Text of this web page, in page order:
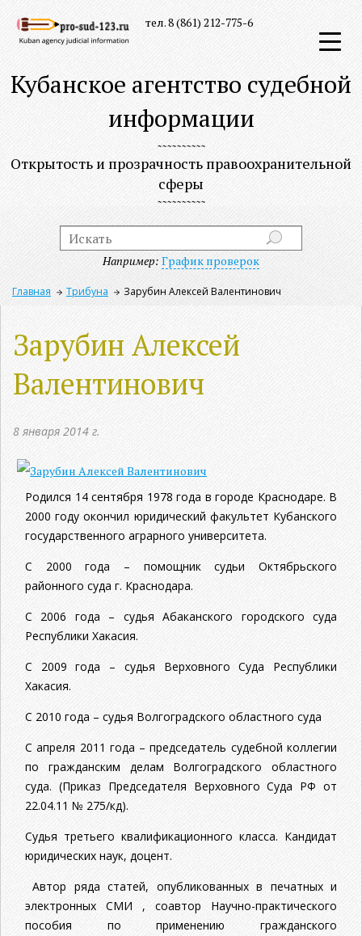
тел. 8 (861) 212-775-6
Кубанское агентство судебной
информации
Открытость и прозрачность правоохранительной
сферы
Например: График проверок
Главная Трибуна Зарубин Алексей Валентинович
Зарубин Алексей
Валентинович
8 января 2014 г.
Родился 14 сентября 1978 года в городе Краснодаре. В
2000 году окончил юридический факультет Кубанского
государственного аграрного университета.
С 2000 года – помощник судьи Октябрьского
районного суда г. Краснодара.
С 2006 года – судья Абаканского городского суда
Республики Хакасия.
С 2009 года – судья Верховного Суда Республики
Хакасия.
С 2010 года – судья Волгоградского областного суда
С апреля 2011 года – председатель судебной коллегии
по гражданским делам Волгоградского областного
суда. (Приказ Председателя Верховного Суда РФ от
22.04.11 № 275/кд).
Судья третьего квалификационного класса. Кандидат
юридических наук, доцент.
Автор ряда статей, опубликованных в печатных и
электронных СМИ , соавтор Научно-практического
пособия по применению гражданского